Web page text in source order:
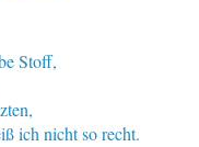
Stoff,
ich nicht so recht.